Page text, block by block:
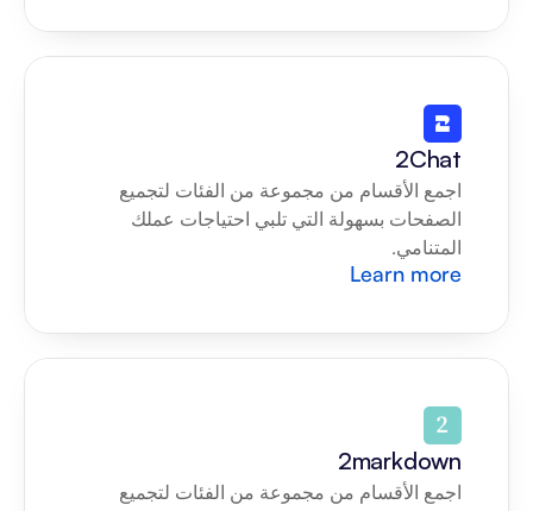
2Chat
المتنامي.
Learn more
2markdown